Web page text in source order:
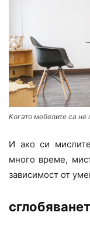
Когато мебелите са не
И ако си
много време,
зависимост от